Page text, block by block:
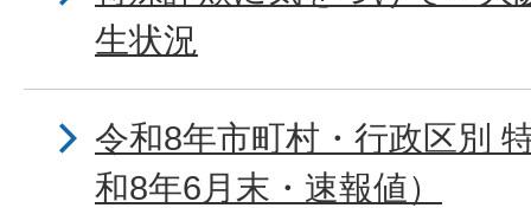
生状況
令和8年市町村・行政区別
和8年6月末・速報値）